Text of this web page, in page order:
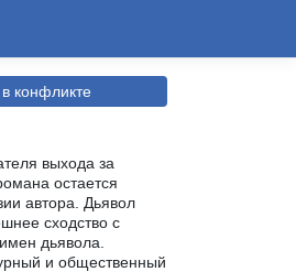
конфликте
выхода за
остается
автора. Дьявол
сходство с
дьявола.
и общественный